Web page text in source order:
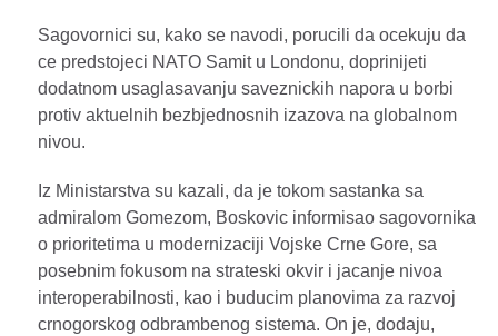
Sagovornici su, kako se navodi, porucili da ocekuju da
ce predstojeci NATO Samit u Londonu, doprinijeti
dodatnom usaglasavanju saveznickih napora u borbi
protiv aktuelnih bezbjednosnih izazova na globalnom
nivou.
Iz Ministarstva su kazali, da je tokom sastanka sa
admiralom Gomezom, Boskovic informisao sagovornika
o prioritetima u modernizaciji Vojske Crne Gore, sa
posebnim fokusom na strateski okvir i jacanje nivoa
interoperabilnosti, kao i buducim planovima za razvoj
crnogorskog odbrambenog sistema. On je, dodaju,